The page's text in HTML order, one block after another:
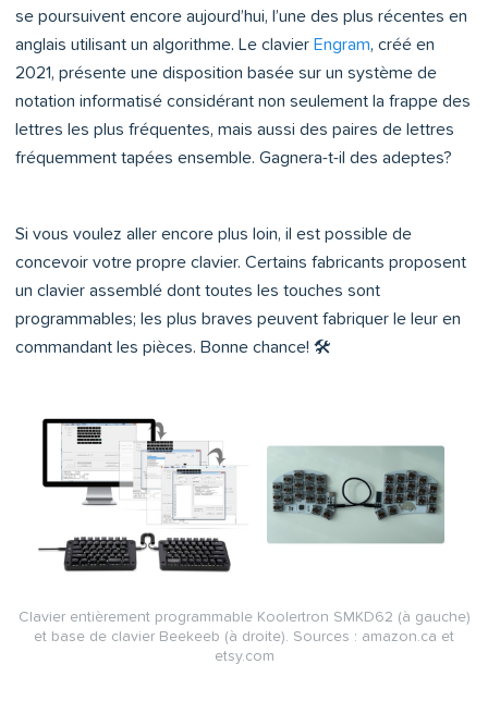
se poursuivent encore aujourd’hui, l’une des plus récentes en
anglais utilisant un algorithme. Le clavier Engram, créé en
2021, présente une disposition basée sur un système de
notation informatisé considérant non seulement la frappe des
lettres les plus fréquentes, mais aussi des paires de lettres
fréquemment tapées ensemble. Gagnera-t-il des adeptes?
Si vous voulez aller encore plus loin, il est possible de
concevoir votre propre clavier. Certains fabricants proposent
un clavier assemblé dont toutes les touches sont
programmables; les plus braves peuvent fabriquer le leur en
commandant les pièces. Bonne chance! 🛠
Clavier entièrement programmable Koolertron SMKD62 (à gauche)
et base de clavier Beekeeb (à droite). Sources : amazon.ca et
etsy.com